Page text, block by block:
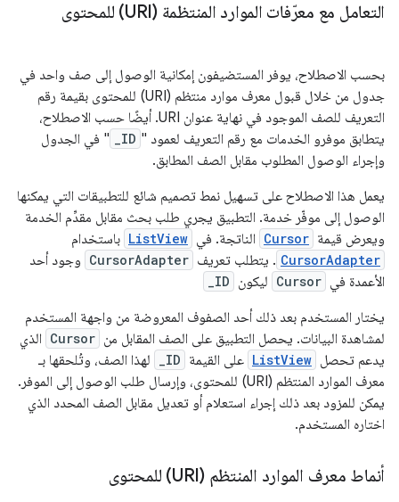
التعامل مع معرّفات الموارد المنتظمة (URI) للمحتوى
بحسب الاصطلاح، يوفر المستضيفون إمكانية الوصول إلى صف واحد في
جدول من خلال قبول معرف موارد منتظم (URI) للمحتوى بقيمة رقم
التعريف للصف الموجود في نهاية عنوان URI. أيضًا حسب الاصطلاح،
يتطابق موفرو الخدمات مع رقم التعريف لعمود " _ID
" في الجدول
وإجراء الوصول المطلوب مقابل الصف المطابق.
يعمل هذا الاصطلاح على تسهيل نمط تصميم شائع للتطبيقات التي يمكنها
الوصول إلى موفّر خدمة. التطبيق يجري طلب بحث مقابل مقدِّم الخدمة
ويعرض قيمة Cursor الناتجة. في ListView باستخدام
CursorAdapter . يتطلب تعريف CursorAdapter وجود أحد
الأعمدة في Cursor ليكون _ID
يختار المستخدم بعد ذلك أحد الصفوف المعروضة من واجهة المستخدم
لمشاهدة البيانات. يحصل التطبيق على الصف المقابل من Cursor الذي
يدعم تحصل ListView على القيمة _ID
لهذا الصف، وتُلحقها بـ
معرف الموارد المنتظم (URI) للمحتوى، وإرسال طلب الوصول إلى الموفر.
يمكن للمزود بعد ذلك إجراء استعلام أو تعديل مقابل الصف المحدد الذي
اختاره المستخدم.
أنماط معرف الموارد المنتظم (URI) للمحتوى